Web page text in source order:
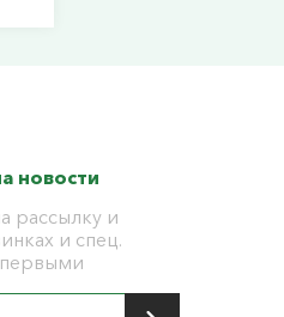
новости
рассылку и
и спец.